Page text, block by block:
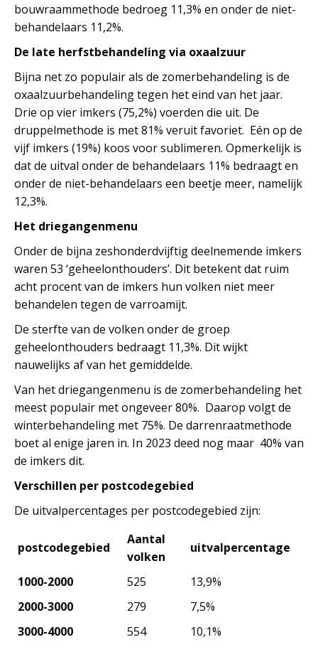
bouwraammethode bedroeg 11,3% en onder de niet-
behandelaars 11,2%.
De late herfstbehandeling via oxaalzuur
Bijna net zo populair als de zomerbehandeling is de
oxaalzuurbehandeling tegen het eind van het jaar.
Drie op vier imkers (75,2%) voerden die uit. De
druppelmethode is met 81% veruit favoriet. Eén op de
vijf imkers (19%) koos voor sublimeren. Opmerkelijk is
dat de uitval onder de behandelaars 11% bedraagt en
onder de niet-behandelaars een beetje meer, namelijk
12,3%.
Het driegangenmenu
Onder de bijna zeshonderdvijftig deelnemende imkers
waren 53 ‘geheelonthouders’. Dit betekent dat ruim
acht procent van de imkers hun volken niet meer
behandelen tegen de varroamijt.
De sterfte van de volken onder de groep
geheelonthouders bedraagt 11,3%. Dit wijkt
nauwelijks af van het gemiddelde.
Van het driegangenmenu is de zomerbehandeling het
meest populair met ongeveer 80%. Daarop volgt de
winterbehandeling met 75%. De darrenraatmethode
boet al enige jaren in. In 2023 deed nog maar 40% van
de imkers dit.
Verschillen per postcodegebied
De uitvalpercentages per postcodegebied zijn:
postcodegebied
Aantal
volken
uitvalpercentage
1000-2000 525
13,9%
2000-3000
279
7,5%
3000-4000
554
10,1%